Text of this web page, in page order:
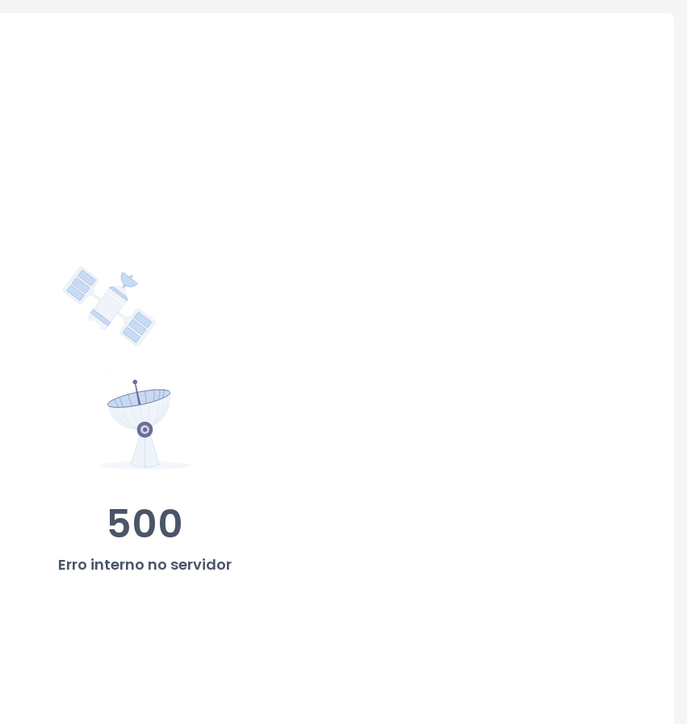
500
Erro interno no servidor